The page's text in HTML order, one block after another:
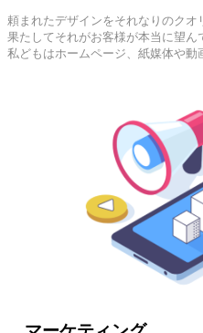
頼まれたデザインをそれなりのクオ
果たしてそれがお客様が本当に望
私どもはホームページ、紙媒体や動